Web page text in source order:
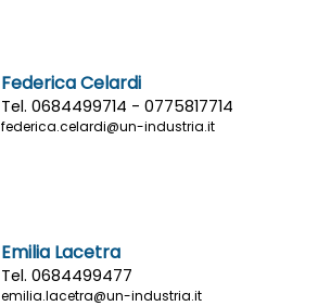
Federica Celardi
Tel. 0684499714 - 0775817714
federica.celardi@un-industria.it
Emilia Lacetra
Tel. 0684499477
emilia.lacetra@un-industria.it